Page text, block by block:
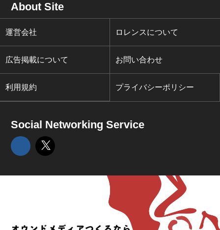
About Site
運営会社 ロレンスについて
広告掲載について お問い合わせ
利用規約 プライバシーポリシー
Social Networking Service